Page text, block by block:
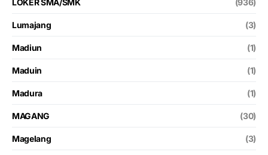
Lumajang (3)
Madiun (1)
Maduin (1)
Madura (1)
MAGANG (30)
Magelang (3)